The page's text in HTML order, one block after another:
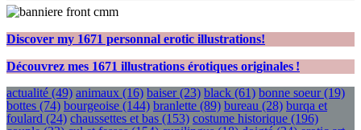
Discover my 1671 personnal erotic illustrations!
Découvrez mes 1671 illustrations érotiques originales !
actualité (49) animaux (16) baiser(23) black (61) bonne soeur(19)
bottes (74) bourgeoise (144) branlette (89) bureau (28) burqa et
foulard (24) chaussettes et bas (153) costume historique (196)